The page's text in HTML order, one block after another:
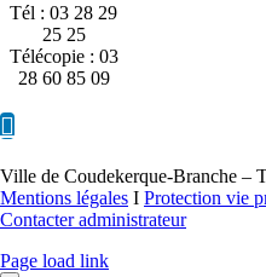
Tél : 03 28 29
25 25
Télécopie : 03
28 60 85 09
Ville de Coudekerque-Branche –
Mentions légales I Protection vie
Contacter administrateur
Page load link